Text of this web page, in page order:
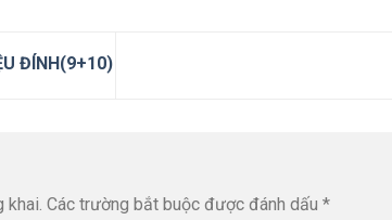
ĐÍNH(9+10)
khai. Các trường bắt buộc được đánh dấu *